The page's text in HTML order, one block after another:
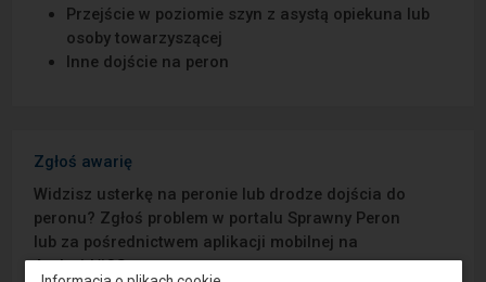
Przejście w poziomie szyn z asystą opiekuna lub
osoby towarzyszącej
Inne dojście na peron
Zgłoś awarię
Widzisz usterkę na peronie lub drodze dojścia do
peronu? Zgłoś problem w portalu Sprawny Peron
lub za pośrednictwem aplikacji mobilnej na
Android/iOS.